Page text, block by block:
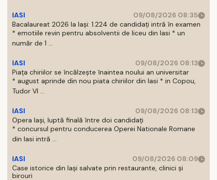
IASI
09/08/2026 08:35
Bacalaureat 2026 la Iași: 1.224 de candidați intră în examen
* emotiile revin pentru absolventii de liceu din Iasi * un
număr de 1 ...
IASI
09/08/2026 08:13
Piața chiriilor se încălzește înaintea noului an universitar
* august aprinde din nou piata chiriilor din Iasi * in Copou,
Tudor Vl ...
IASI
09/08/2026 08:13
Opera Iași, luptă finală între doi candidați
* concursul pentru conducerea Operei Nationale Romane
din Iasi intră ...
IASI
09/08/2026 08:09
Case istorice din Iași salvate prin restaurante, clinici și
birouri